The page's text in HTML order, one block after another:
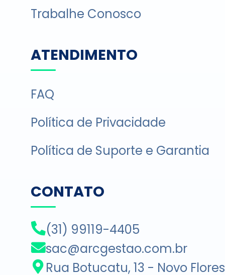
Trabalhe Conosco
ATENDIMENTO
FAQ
Política de Privacidade
Política de Suporte e Garantia
CONTATO
(31) 99119-4405
sac@arcgestao.com.br
Rua Botucatu, 13 - Novo